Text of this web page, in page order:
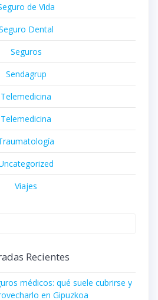
de Vida
Dental
Seguros
Sendagrup
Telemedicina
Telemedicina
Viajes
Recientes
médicos: qué suele cubrirse y
en Gipuzkoa